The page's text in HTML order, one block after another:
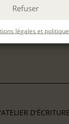
Refuser
légales etD'ÉCRITURE
D'ÉCRITURE